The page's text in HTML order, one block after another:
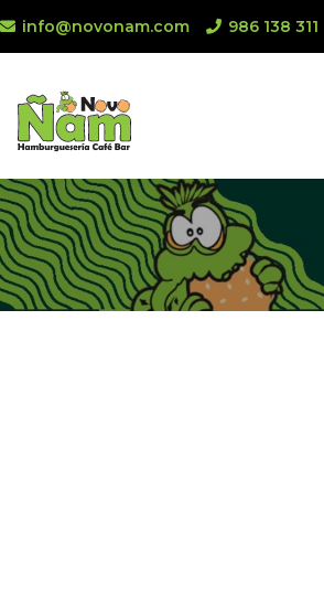
info@novonam.com 986 138 311